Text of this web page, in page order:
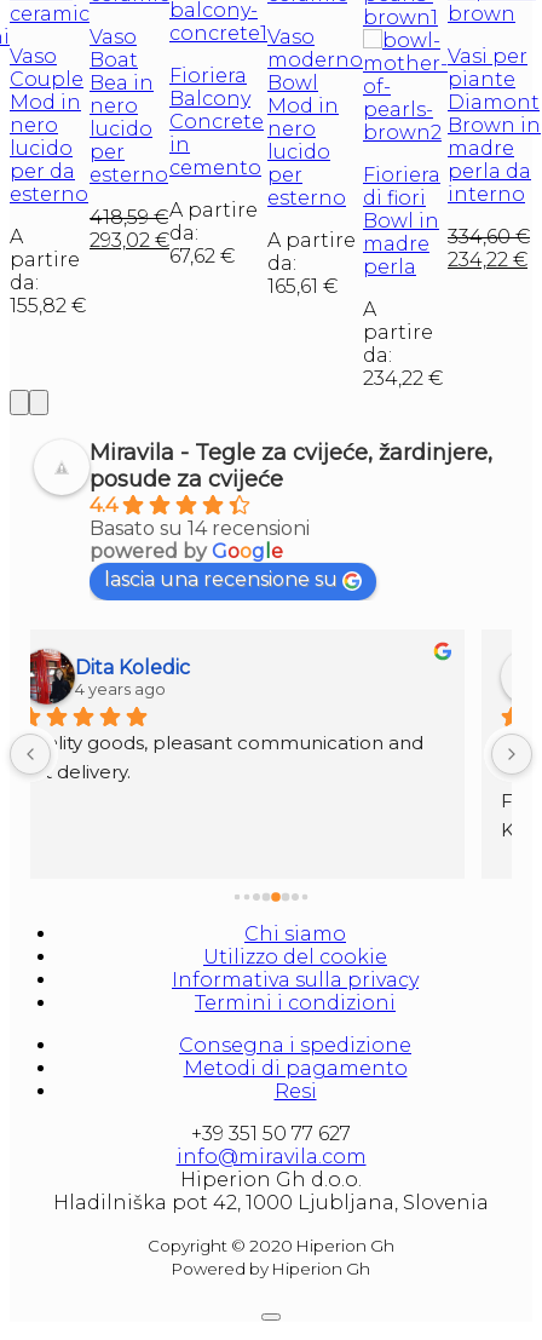
Vaso
Couple
Mod in
nero
lucido
per da
esterno
A
partire
da:
155,82 €
Vaso
Boat
Bea in
nero
lucido
per
esterno
418,59€
293,02€
Fioriera
Balcony
Concrete
in
cemento
A partire
da:
67,62€
Vaso
moderno
Bowl
Mod in
nero
lucido
per
esterno
A partire
da:
165,61€
Fioriera
di fiori
Bowl in
madre
perla
A
partire
da:
234,22 €
Vasi per
piante
Diamont
Brown in
madre
perla da
interno
334,60€
234,22€
Miravila - Tegle za cvijeće, žardinjere,
posude za cvijeće
4.4
Basato su 14 recensioni
powered byGoog e
lascia una recensione su
Enrico Muscardin
4 years ago
The purchased product is very nice and
corresponds to what is indicated on the site.
Chi siamo
Utilizzo del cookie
Informativa sulla privacy
Termini i condizioni
Consegna i spedizione
Metodi di pagamento
Resi
+39 351 50 77 627
info@miravila.com
Hiperion Gh d.o.o.
Hladilniška pot 42, 1000 Ljubljana, Slovenia
Copyright © 2020 Hiperion Gh
Powered by Hiperion Gh